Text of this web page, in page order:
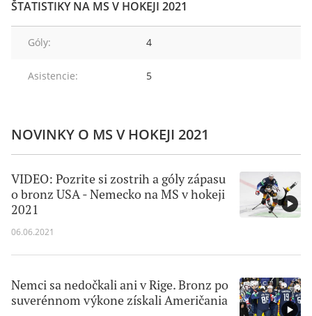
ŠTATISTIKY NA MS V HOKEJI 2021
Góly: 4
Asistencie: 5
NOVINKY O MS V HOKEJI 2021
VIDEO: Pozrite si zostrih a góly zápasu
o bronz USA - Nemecko na MS v hokeji
2021
06.06.2021
Nemci sa nedočkali ani v Rige. Bronz po
suverénnom výkone získali Američania